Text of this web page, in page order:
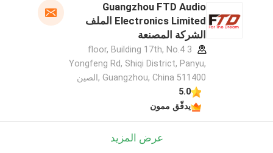
Guangzhou FTD Audio
Electronics Limited الملف
الشركة المصنعة
3 floor, Building 17th, No.4
Yongfeng Rd, Shiqi District, Panyu,
Guangzhou, China 511400 ,الصين
5.0
يدقّق ممون
عرض المزيد